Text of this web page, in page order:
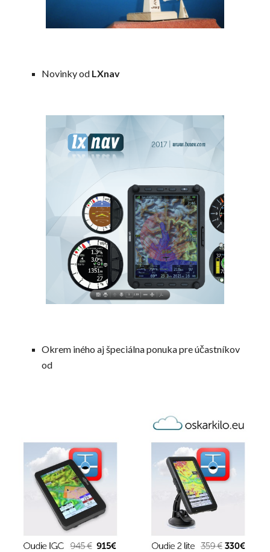
Novinky od LXnav
Okrem iného aj špeciálna ponuka pre účastníkov
od